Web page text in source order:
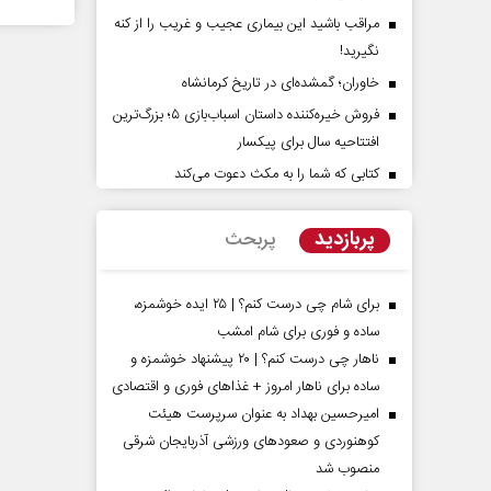
مراقب باشید این بیماری عجیب و غریب را از کنه
نگیرید!
خاوران؛ گمشده‌ای در تاریخ کرمانشاه
فروش خیره‌کننده داستان اسباب‌بازی ۵؛ بزرگ‌ترین
افتتاحیه سال برای پیکسار
کتابی که شما را به مکث دعوت می‌کند
پربازدید پربحث
برای شام چی درست کنم؟ | ۲۵ ایده خوشمزه،
ساده و فوری برای شام امشب
ناهار چی درست کنم؟ | ۲۰ پیشنهاد خوشمزه و
ساده برای ناهار امروز + غذاهای فوری و اقتصادی
امیرحسین بهداد به عنوان سرپرست هیئت
کوهنوردی و صعودهای ورزشی آذربایجان شرقی
منصوب شد
مجلس